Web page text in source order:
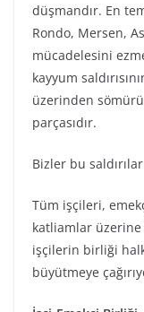
düşmandır. En
Rondo, Mersen,
mücadelesini
kayyum
üzerinden
parçasıdır.
Bizler bu
Tüm işçileri,
katliamlar
işçilerin birliği
büyütmeye